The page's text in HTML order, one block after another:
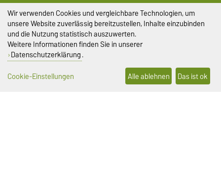
SERVICE
Universitätsrechenzentrum
Campus Welcome Center
Studentenwerk Magdeburg
DIESE SEITE
Wir verwenden Cookies und vergleichbare Technologien, um
unsere Website zuverlässig bereitzustellen, Inhalte einzubinden
und die Nutzung statistisch auszuwerten.
Weitere Informationen finden Sie in unserer
Datenschutzerklärung.
Cookie-Einstellungen
Alle ablehnen Das ist ok